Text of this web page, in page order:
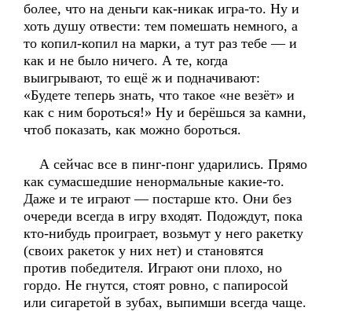
более, что на деньги как-никак игра-то. Ну и
хоть душу отвести: тем помешать немного, а
то копил-копил на марки, а тут раз тебе — и
как и не было ничего. А те, когда
выигрывают, то ещё ж и подначивают:
«Будете теперь знать, что такое «не везёт» и
как с ним бороться!» Ну и берёшься за камни,
чтоб показать, как можно бороться.
А сейчас все в пинг-понг ударились. Прямо
как сумасшедшие ненормальные какие-то.
Даже и те играют — постарше кто. Они без
очереди всегда в игру входят. Подождут, пока
кто-нибудь проиграет, возьмут у него ракетку
(своих ракеток у них нет) и становятся
против победителя. Играют они плохо, но
гордо. Не гнутся, стоят ровно, с папиросой
или сигаретой в зубах, выпимши всегда чаще.